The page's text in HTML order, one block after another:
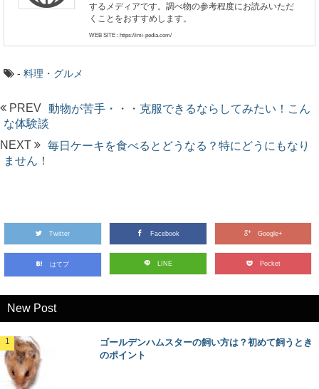
するメディアです。調べ物の参考程度にお読みいただ
くことをおすすめします。
WEB SITE : https://imi-pedia.com/
- 料理・グルメ
PREV 動物が苦手・・・克服できるならしてみたい！こん
な体験談
NEXT
毎日ケーキを食べるとどうなる？特にどうにもなり
ません！
Twitter Facebook Google+
はてブ LINE Pocket
New Post
ゴールデンハムスターの飼い方は？初めて飼うとき
のポイント